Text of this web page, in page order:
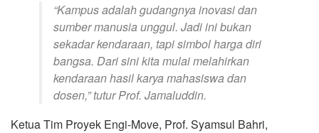
“Kampus adalah gudangnya inovasi dan
sumber manusia unggul. Jadi ini bukan
sekadar kendaraan, tapi simbol harga diri
bangsa. Dari sini kita mulai melahirkan
kendaraan hasil karya mahasiswa dan
dosen,” tutur Prof. Jamaluddin.
Ketua Tim Proyek Engi-Move, Prof. Syamsul Bahri,